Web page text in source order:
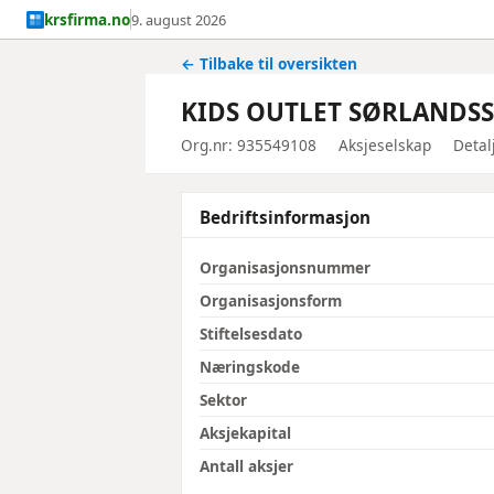
krsfirma.no9. august 2026
← Tilbake til oversikten
KIDS OUTLET
Org.nr: 935549108 Aksjeselskap
Bedriftsinformasjon
Organisasjonsnummer
Organisasjonsform
Stiftelsesdato
Næringskode
Sektor
Aksjekapital
Antall aksjer